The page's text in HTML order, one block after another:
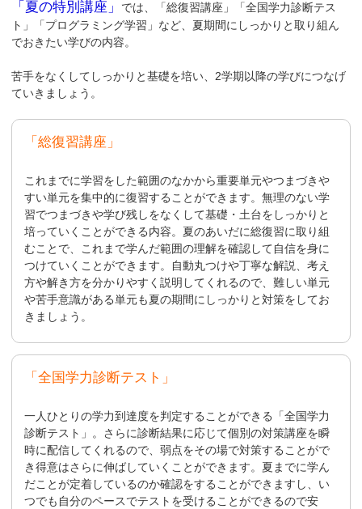
「夏の特別講座」
では、「総復習講座」「全国学力診断テス
ト」「プログラミング学習」など、夏期間にしっかりと取り組ん
でおきたい学びの内容。
苦手をなくしてしっかりと基礎を培い、2学期以降の学びにつなげ
ていきましょう。
「総復習講座」
これまでに学習をした範囲のなかから重要単元やつまづきや
すい単元を集中的に復習することができます。無理のない学
習でつまづきや学び残しをなくして基礎・土台をしっかりと
培っていくことができる内容。夏のあいだに総復習に取り組
むことで、これまで学んだ範囲の理解を確認して自信を身に
つけていくことができます。自動丸つけや丁寧な解説、考え
方や解き方を分かりやすく説明してくれるので、難しい単元
や苦手意識がある単元も夏の期間にしっかりと対策をしてお
きましょう。
「全国学力診断テスト」
一人ひとりの学力到達度を判定することができる「全国学力
診断テスト」。さらに診断結果に応じて個別の対策講座を瞬
時に配信してくれるので、弱点をその場で対策することがで
き得意はさらに伸ばしていくことができます。夏までに学ん
だことが定着しているのか確認をすることができますし、い
つでも自分のペースでテストを受けることができるので安